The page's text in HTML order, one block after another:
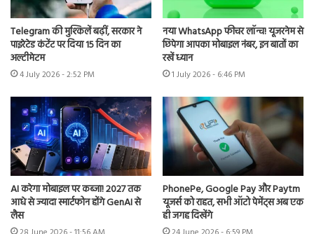
Telegram की मुश्किलें बढ़ीं, सरकार ने
पाइरेटेड कंटेंट पर दिया 15 दिन का
अल्टीमेटम
4 July 2026 - 2:52 PM
नया WhatsApp फीचर लॉन्च! यूजरनेम से
छिपेगा आपका मोबाइल नंबर, इन बातों का
रखें ध्यान
1 July 2026 - 6:46 PM
AI करेगा मोबाइल पर कब्जा! 2027 तक
आधे से ज्यादा स्मार्टफोन होंगे GenAI से
लैस
PhonePe, Google Pay और Paytm
यूजर्स को राहत, सभी ऑटो पेमेंट्स अब एक
ही जगह दिखेंगे